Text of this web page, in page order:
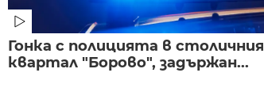
Гонка с полицията в столичния
квартал "Борово", задържан...